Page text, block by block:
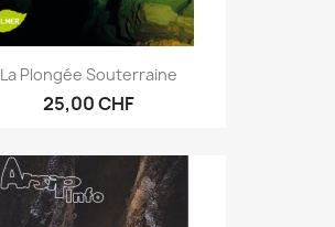
La Plongée Souterraine
25,00 CHF